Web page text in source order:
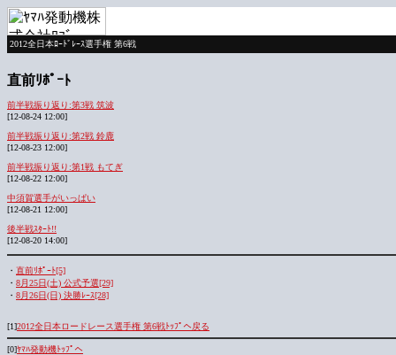
2012全日本ﾛｰﾄﾞﾚｰｽ選手権 第6戦
直前ﾘﾎﾟｰﾄ
前半戦振り返り:第3戦 筑波
[12-08-24 12:00]
前半戦振り返り:第2戦 鈴鹿
[12-08-23 12:00]
前半戦振り返り:第1戦 もてぎ
[12-08-22 12:00]
中須賀選手がいっぱい
[12-08-21 12:00]
後半戦ｽﾀｰﾄ!!
[12-08-20 14:00]
・ 直前ﾘﾎﾟｰﾄ[5]
・ 8月25日(土) 公式予選[29]
・ 8月26日(日) 決勝ﾚｰｽ[28]
[1]2012全日本ロードレース選手権 第6戦ﾄｯﾌﾟへ戻る
[0]ﾔﾏﾊ発動機ﾄｯﾌﾟへ